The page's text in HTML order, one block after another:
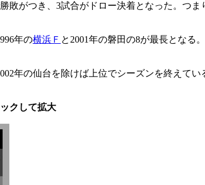
がつき、3試合がドロー決着となった。つま
年の横浜Ｆ と2001年の磐田の8が最長となる
年の仙台を除けば上位でシーズンを終えて
クして拡大